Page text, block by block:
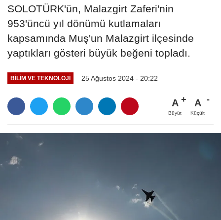
SOLOTÜRK'ün, Malazgirt Zaferi'nin
953'üncü yıl dönümü kutlamaları
kapsamında Muş'un Malazgirt ilçesinde
yaptıkları gösteri büyük beğeni topladı.
BILIM VE TEKNOLOJI 25 Ağustos 2024 - 20:22
A
Büyüt
A
Küçült